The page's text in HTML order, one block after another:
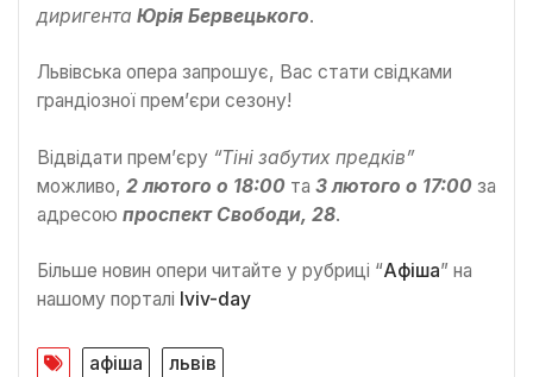
диригента Юрія Бервецького.
Львівська опера запрошує, Вас стати свідками
грандіозної прем’єри сезону!
Відвідати прем’єру “Тіні забутих предків”
можливо, 2 лютого о 18:00 та 3 лютого о 17:00 за
адресою проспект Свободи, 28.
Більше новин опери читайте у рубриці “Афіша” на
нашому порталі lviv-day
афіша львів